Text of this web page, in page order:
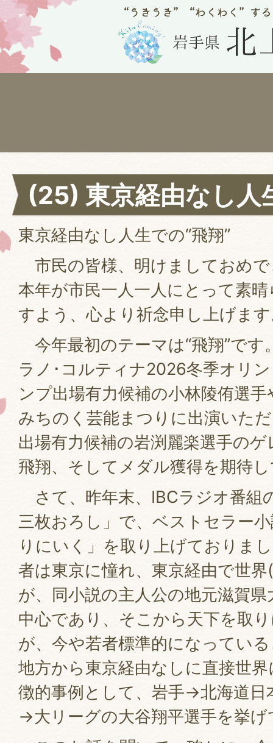
(25) 東京経由なし人
東京経由なし人生での“飛翔”
市民の皆様、明けましておめ
本年が市民一人一人にとって素
すよう、心より祈念申し上げ
今年最初のテーマは“飛翔”です
ラノ･コルティナ2026冬季オリ
ンプ出場有力候補の小林陵侑選
みちのく芸能まつりに出演いた
出場有力候補の岩渕麗楽選手の
飛翔、そしてメダル獲得を期
さて、昨年末、IBCラジオ番組
三枚おろし」で、ベストセラー
りにいく」を取り上げておりま
者は東京に憧れ、東京経由で世
が、同小説の主人公の地元滋賀
中心であり、そこから天下を取
が、今や若者標準的になってい
地方から東京経由なしに直接世
徴的事例として、岩手→北海道日
→大リーグの大谷翔平選手を挙